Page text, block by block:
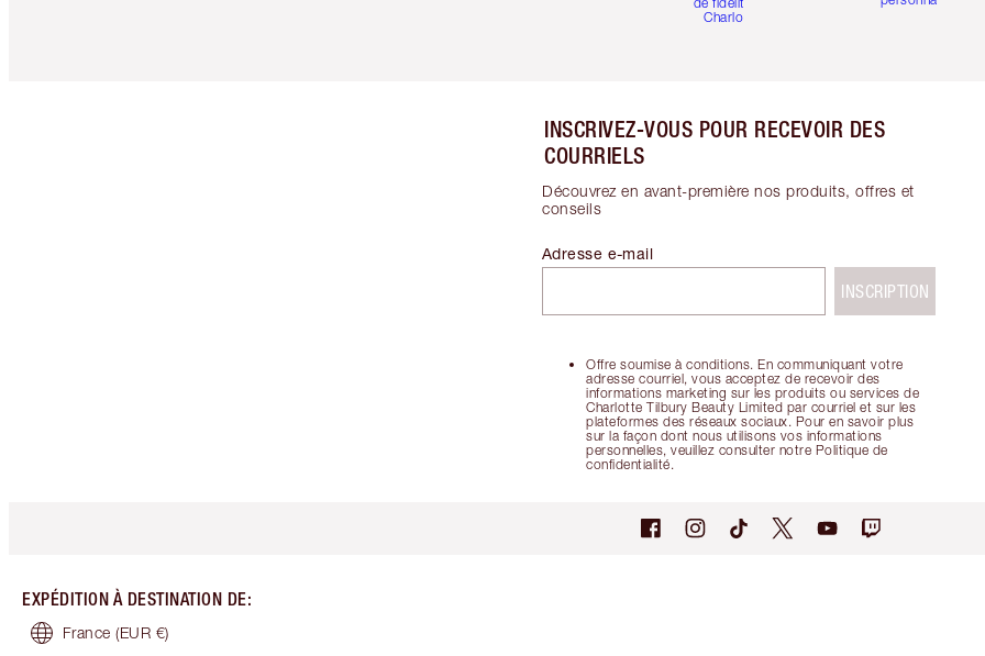
Charlotte
INSCRIVEZ-VOUS POUR RECEVOIR DES
COURRIELS
Découvrez en avant-première nos produits, offres et
conseils
Offre soumise à conditions. En communiquant votre
adresse courriel, vous acceptez de recevoir des
informations marketing sur les produits ou services de
Charlotte Tilbury Beauty Limited par courriel et sur les
plateformes des réseaux sociaux. Pour en savoir plus
sur la façon dont nous utilisons vos informations
personnelles, veuillez consulter notre Politique de
confidentialité.
Adresse e-mail
INSCRIPTION
EXPÉDITION À DESTINATION DE:
France (EUR €)